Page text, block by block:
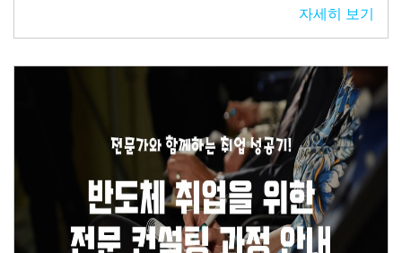
자세히 보기